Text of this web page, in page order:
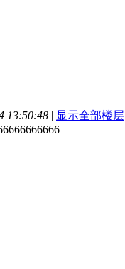
13:50:48 | 显示全部楼层